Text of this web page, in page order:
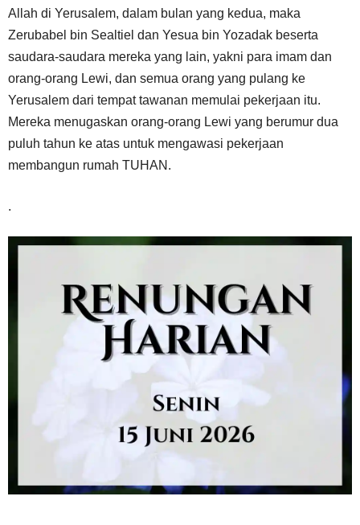
Allah di Yerusalem, dalam bulan yang kedua, maka
Zerubabel bin Sealtiel dan Yesua bin Yozadak beserta
saudara-saudara mereka yang lain, yakni para imam dan
orang-orang Lewi, dan semua orang yang pulang ke
Yerusalem dari tempat tawanan memulai pekerjaan itu.
Mereka menugaskan orang-orang Lewi yang berumur dua
puluh tahun ke atas untuk mengawasi pekerjaan
membangun rumah TUHAN.
.